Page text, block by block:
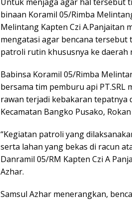
binaan Koramil 05/Rimba
Melintang Kapten Czi A.Panjaitan
mengatasi agar bencana
patroli rutin khususnya ke daerah
Babinsa Koramil 05/Rimba
bersama tim pemburu api PT.SRL
rawan terjadi kebakaran tepatnya
Kecamatan Bangko Pusako,
“Kegiatan patroli yang
serta lahan yang bekas di racun
Danramil 05/RM Kapten Czi A
Azhar.
Samsul Azhar menerangkan,